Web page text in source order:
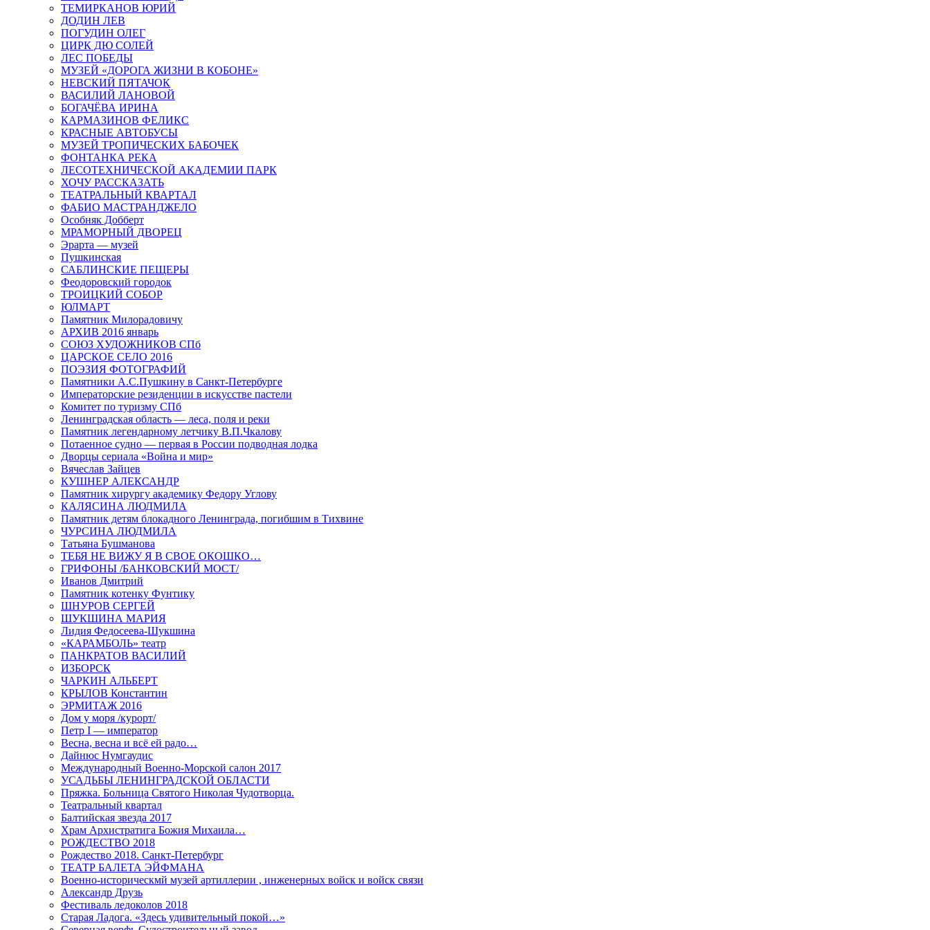
ТЕМИРКАНОВ ЮРИЙ
ДОДИН ЛЕВ
ПОГУДИН ОЛЕГ
ЦИРК ДЮ СОЛЕЙ
ЛЕС ПОБЕДЫ
МУЗЕЙ «ДОРОГА ЖИЗНИ В КОБОНЕ»
НЕВСКИЙ ПЯТАЧОК
ВАСИЛИЙ ЛАНОВОЙ
БОГАЧЁВА ИРИНА
КАРМАЗИНОВ ФЕЛИКС
КРАСНЫЕ АВТОБУСЫ
МУЗЕЙ ТРОПИЧЕСКИХ БАБОЧЕК
ФОНТАНКА РЕКА
ЛЕСОТЕХНИЧЕСКОЙ АКАДЕМИИ ПАРК
ХОЧУ РАССКАЗАТЬ
ТЕАТРАЛЬНЫЙ КВАРТАЛ
ФАБИО МАСТРАНДЖЕЛО
Особняк Добберт
МРАМОРНЫЙ ДВОРЕЦ
Эрарта — музей
Пушкинская
САБЛИНСКИЕ ПЕЩЕРЫ
Феодоровский городок
ТРОИЦКИЙ СОБОР
ЮЛМАРТ
Памятник Милорадовичу
АРХИВ 2016 январь
СОЮЗ ХУДОЖНИКОВ СПб
ЦАРСКОЕ СЕЛО 2016
ПОЭЗИЯ ФОТОГРАФИЙ
Памятники А.С.Пушкину в Санкт-Петербурге
Императорские резиденции в искусстве пастели
Комитет по туризму СПб
Ленинградская область — леса, поля и реки
Памятник легендарному летчику В.П.Чкалову
Потаенное судно — первая в России подводная лодка
Дворцы сериала «Война и мир»
Вячеслав Зайцев
КУШНЕР АЛЕКСАНДР
Памятник хирургу академику Федору Углову
КАЛЯСИНА ЛЮДМИЛА
Памятник детям блокадного Ленинграда, погибшим в Тихвине
ЧУРСИНА ЛЮДМИЛА
Татьяна Бушманова
ТЕБЯ НЕ ВИЖУ Я В СВОЕ ОКОШКО…
ГРИФОНЫ /БАНКОВСКИЙ МОСТ/
Иванов Дмитрий
Памятник котенку Фунтику
ШНУРОВ СЕРГЕЙ
ШУКШИНА МАРИЯ
Лидия Федосеева-Шукшина
«КАРАМБОЛЬ» театр
ПАНКРАТОВ ВАСИЛИЙ
ИЗБОРСК
ЧАРКИН АЛЬБЕРТ
КРЫЛОВ Константин
ЭРМИТАЖ 2016
Дом у моря /курорт/
Петр I — император
Весна, весна и всё ей радо…
Дайнюс Нумгаудис
Международный Военно-Морской салон 2017
УСАДЬБЫ ЛЕНИНГРАДСКОЙ ОБЛАСТИ
Пряжка. Больница Святого Николая Чудотворца.
Театральный квартал
Балтийская звезда 2017
Храм Архистратига Божия Михаила…
РОЖДЕСТВО 2018
Рождество 2018. Санкт-Петербург
ТЕАТР БАЛЕТА ЭЙФМАНА
Военно-историческмй музей артиллерии , инженерных войск и войск связи
Александр Друзь
Фестиваль ледоколов 2018
Старая Ладога. «Здесь удивительный покой…»